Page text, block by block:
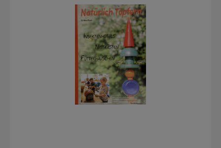
Bildergalerie überspringen